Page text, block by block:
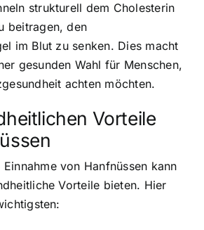
strukturell dem Cholesterin
beitragen, den
im Blut zu senken. Dies macht
gesunden Wahl für Menschen,
achten möchten.
Vorteile
von Hanfnüssen kann
Vorteile bieten. Hier